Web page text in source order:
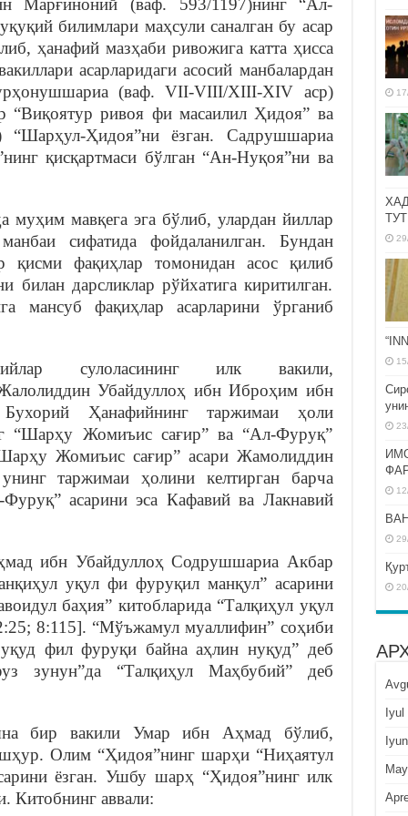
Марғиноний (ваф. 593/1197)нинг “Ал-
билимлари маҳсули саналган бу асар
ҳанафий мазҳаби ривожига катта ҳисса
асарларидаги асосий манбалардан
(ваф. VII-VIII/ХIII-ХIV аср)
“Виқоятур ривоя фи масаилил Ҳидоя” ва
Ҳидоя”ни ёзган. Садрушшариа
қисқартмаси бўлган “Ан-Нуқоя”ни ва
муҳим мавқега эга бўлиб, улардан йиллар
сифатида фойдаланилган. Бундан
қисми фақиҳлар томонидан асос қилиб
билан дарсликлар рўйхатига киритилган.
мансуб фақиҳлар асарларини ўрганиб
сулоласининг илк вакили,
Убайдуллоҳ ибн Иброҳим ибн
Ҳанафийнинг таржимаи ҳоли
“Шарҳу Жомиъис сағир” ва “Ал-Фуруқ”
Жомиъис сағир” асари Жамолиддин
таржимаи ҳолини келтирган барча
асарини эса Кафавий ва Лакнавий
ибн Убайдуллоҳ Содрушшариа Акбар
уқул фи фуруқил манқул” асарини
баҳия” китобларида “Талқиҳул уқул
8:115]. “Мўъжамул муаллифин” соҳиби
фил фуруқи байна аҳлин нуқуд” деб
зунун”да “Талқиҳул Маҳбубий” деб
бир вакили Умар ибн Аҳмад бўлиб,
Олим “Ҳидоя”нинг шарҳи “Ниҳаятул
ёзган. Ушбу шарҳ “Ҳидоя”нинг илк
Китобнинг аввали:
Iyul